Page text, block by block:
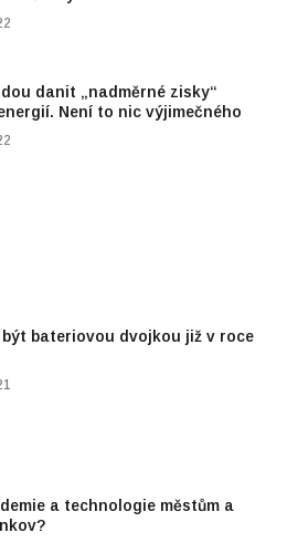
danit „nadměrné zisky“
Není to nic výjimečného
být bateriovou dvojkou již v roce
a technologie městům a